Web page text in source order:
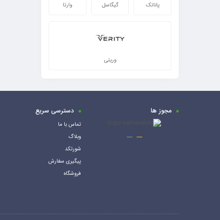
پاناتک گیگاسل وارتا
وریتی
مجوز ها دسترسی سریع
تماس با ما
وبلاگ
شورتکد
پیگیری سفارش
فروشگاه